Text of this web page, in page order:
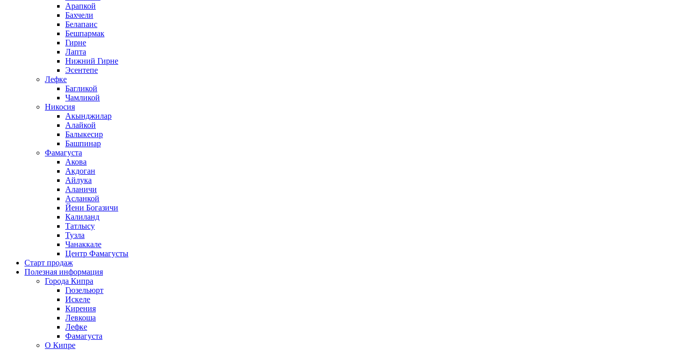
Арапкой
Бахчели
Белапаис
Бешпармак
Гирне
Лапта
Нижний Гирне
Эсентепе
Лефке
Багликой
Чамликой
Никосия
Акынджилар
Алайкой
Балыкесир
Башпинар
Фамагуста
Акова
Акдоган
Айлука
Аланичи
Асланкой
Йени Богазичи
Калиланд
Татлысу
Тузла
Чанаккале
Центр Фамагусты
Старт продаж
Полезная информация
Города Кипра
Гюзельюрт
Искеле
Кирения
Левкоша
Лефке
Фамагуста
О Кипре